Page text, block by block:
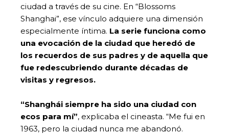
ciudad a través de su cine. En “Blossoms
Shanghai”, ese vínculo adquiere una dimensión
especialmente íntima. La serie funciona como
una evocación de la ciudad que heredó de
los recuerdos de sus padres y de aquella que
fue redescubriendo durante décadas de
visitas y regresos.
“Shanghái siempre ha sido una ciudad con
ecos para mí”, explicaba el cineasta. “Me fui en
1963, pero la ciudad nunca me abandonó.